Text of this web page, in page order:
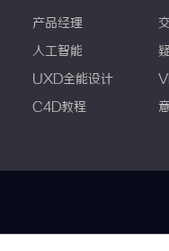
产品经理
人工智能
UXD全能设计
C4D教程